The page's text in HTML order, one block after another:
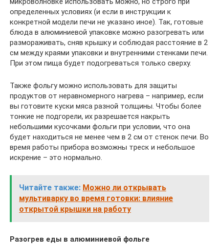
определенных условиях (и если в инструкции к
конкретной модели печи не указано иное). Так, готовые
блюда в алюминиевой упаковке можно разогревать или
размораживать, сняв крышку и соблюдая расстояние в 2
см между краями упаковки и внутренними стенками печи.
При этом пища будет подогреваться только сверху.
Также фольгу можно использовать для защиты
продуктов от неравномерного нагрева – например, если
вы готовите куски мяса разной толщины. Чтобы более
тонкие не подгорели, их разрешается накрыть
небольшими кусочками фольги при условии, что она
будет находиться не менее чем в 2 см от стенок печи. Во
время работы прибора возможны треск и небольшое
искрение – это нормально.
Читайте также: Можно ли открывать
мультиварку во время готовки: влияние
открытой крышки на работу
Разогрев еды в алюминиевой фольге